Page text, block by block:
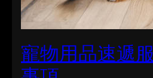
寵物用品速遞